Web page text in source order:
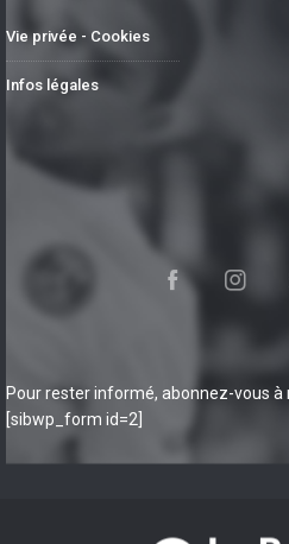
Vie privée - Cookies
Infos légales
Pour rester informé, abonnez-vous
[sibwp_form id=2]